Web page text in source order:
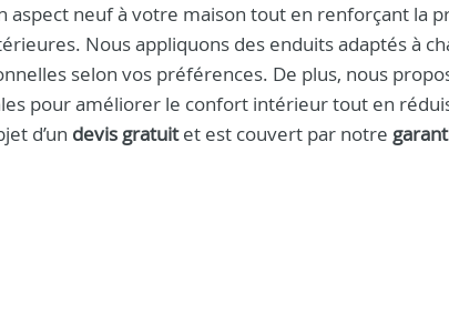
neuf à votre maison tout en renforçant la
Nous appliquons des enduits adaptés à
selon vos préférences. De plus, nous
pour améliorer le confort intérieur tout en
d’un devis gratuitet est couvert par notre